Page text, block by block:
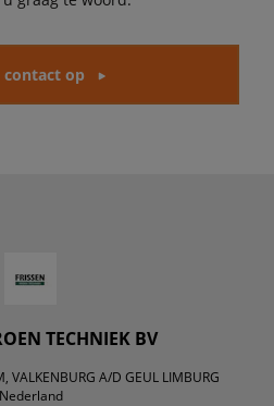
contact op
TECHNIEK BV
A/D GEUL LIMBURG
Nederland